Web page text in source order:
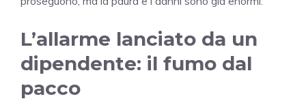
L’allarme lanciato da un
dipendente: il fumo dal
pacco